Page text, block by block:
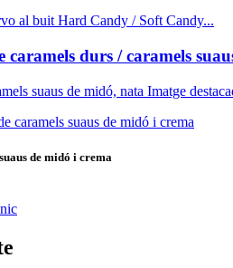
caramels durs / caramels
de midó i crema